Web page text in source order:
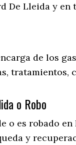
De Lleida y en
de los
tratamientos,
o Robo
o es robado
y